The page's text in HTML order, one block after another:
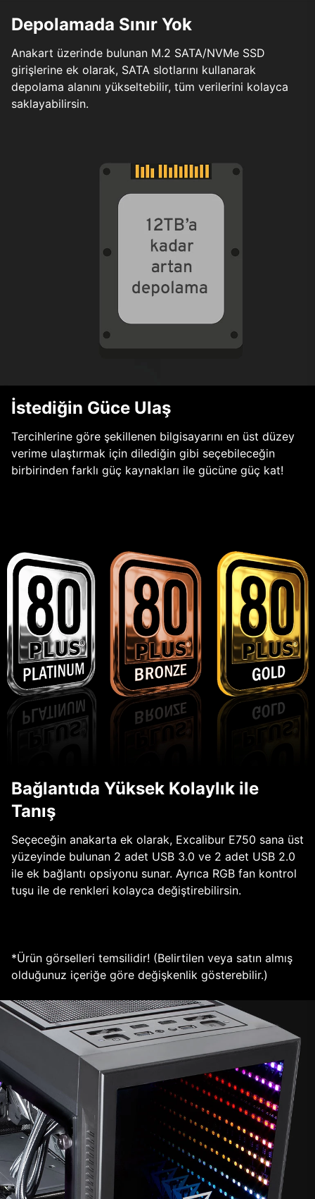
Depolamada Sınır Yok
Anakart üzerinde bulunan M.2 SATA/NVMe SSD
girişlerine ek olarak, SATA slotlarını kullanarak
depolama alanını yükseltebilir, tüm verilerini kolayca
saklayabilirsin.
İstediğin Güce Ulaş
Tercihlerine göre şekillenen bilgisayarını en üst düzey
verime ulaştırmak için dilediğin gibi seçebileceğin
birbirinden farklı güç kaynakları ile gücüne güç kat!
Bağlantıda Yüksek Kolaylık ile
Tanış
Seçeceğin anakarta ek olarak, Excalibur E750 sana üst
yüzeyinde bulunan 2 adet USB 3.0 ve 2 adet USB 2.0
ile ek bağlantı opsiyonu sunar. Ayrıca RGB fan kontrol
tuşu ile de renkleri kolayca değiştirebilirsin.
*Ürün görselleri temsilidir! (Belirtilen veya satın almış
olduğunuz içeriğe göre değişkenlik gösterebilir.)